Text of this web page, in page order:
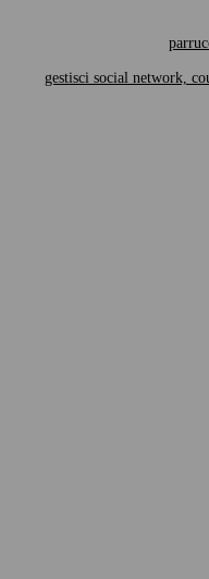
gestisci social network,